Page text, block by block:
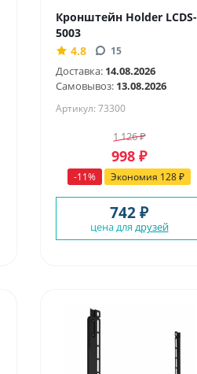
Кронштейн Holder LCDS-
5003
4.8
15
Доставка: 14.08.2026
Самовывоз: 13.08.2026
Артикул: 73300
1 126₽
998 ₽
-11% Экономия 128₽
742 ₽
цена для друзей